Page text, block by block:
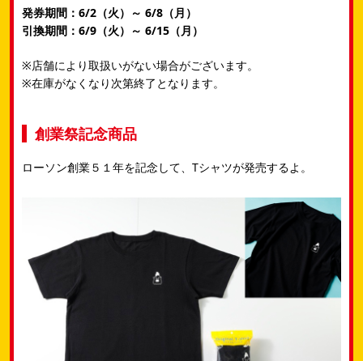
発券期間：6/2（火）～ 6/8（月）
引換期間：6/9（火）～ 6/15（月）
※店舗により取扱いがない場合がございます。
※在庫がなくなり次第終了となります。
創業祭記念商品
ローソン創業５１年を記念して、Tシャツが発売するよ。